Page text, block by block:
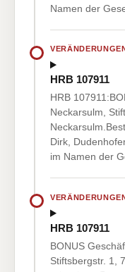
Namen der
VERÄNDERUNGEN
HRB 107911
HRB
Neckarsulm,
Dirk,
im Namen der
HRB 107911
BONUS
Stiftsbergstr. 1,